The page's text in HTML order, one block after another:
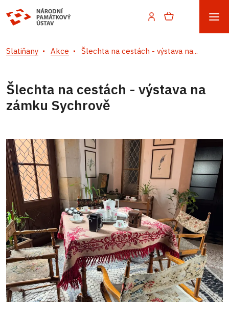
Slatiňany Akce Šlechta na cestách - výstava na...
Šlechta na cestách - výstava na
zámku Sychrově